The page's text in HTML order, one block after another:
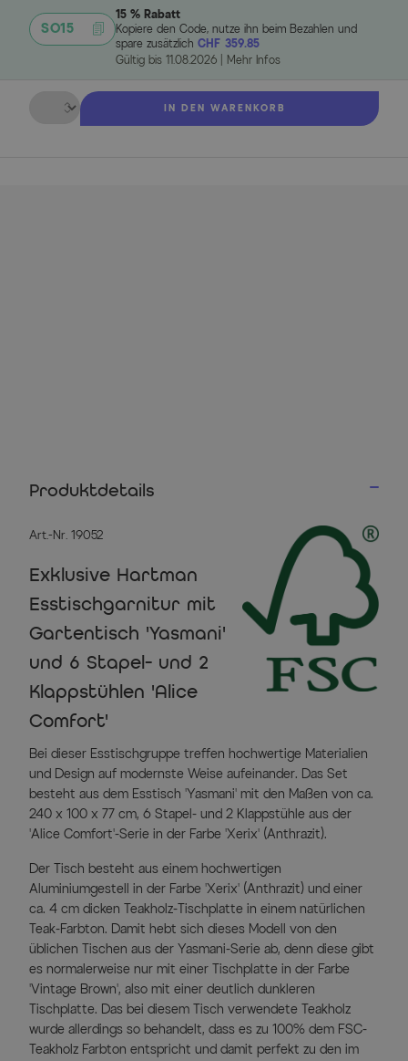
SO15
15 % Rabatt
Kopiere den Code, nutze ihn beim Bezahlen und
spare zusätzlich CHF 359.85
Gültig bis 11.08.2026 Mehr Infos
Menge
IN DEN WARENKORB
Produktdetails
Art.-Nr. 19052
Exklusive Hartman
Esstischgarnitur mit
Gartentisch 'Yasmani'
und 6 Stapel- und 2
Klappstühlen 'Alice
Comfort'
Bei dieser Esstischgruppe treffen hochwertige Materialien
und Design auf modernste Weise aufeinander. Das Set
besteht aus dem Esstisch 'Yasmani' mit den Maßen von ca.
240 x 100 x 77 cm, 6 Stapel- und 2 Klappstühle aus der
'Alice Comfort'-Serie in der Farbe 'Xerix' (Anthrazit).
Der Tisch besteht aus einem hochwertigen
Aluminiumgestell in der Farbe 'Xerix' (Anthrazit) und einer
ca. 4 cm dicken Teakholz-Tischplatte in einem natürlichen
Teak-Farbton. Damit hebt sich dieses Modell von den
üblichen Tischen aus der Yasmani-Serie ab, denn diese gibt
es normalerweise nur mit einer Tischplatte in der Farbe
'Vintage Brown', also mit einer deutlich dunkleren
Tischplatte. Das bei diesem Tisch verwendete Teakholz
wurde allerdings so behandelt, dass es zu 100% dem FSC-
Teakholz Farbton entspricht und damit perfekt zu den im